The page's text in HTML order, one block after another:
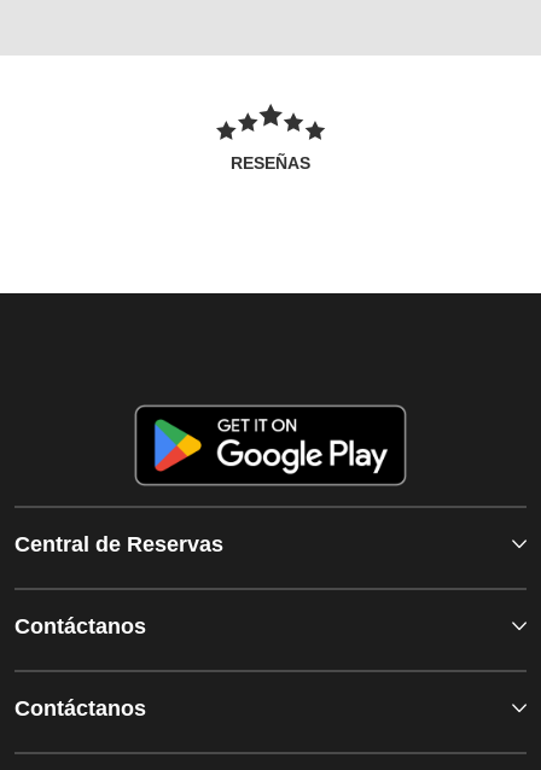
RESEÑAS
Central de Reservas
Contáctanos
Contáctanos